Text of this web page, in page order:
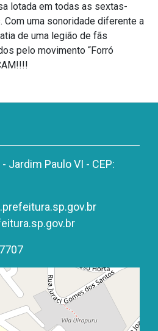
lotada em todas as sextas-
Com uma sonoridade diferente a
de uma legião de fãs
pelo movimento “Forró
Jardim Paulo VI - CEP: